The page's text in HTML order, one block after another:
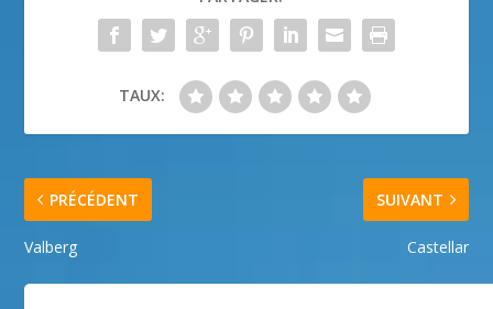
TAUX:
PRÉCÉDENT
Valberg
SUIVANT
Castellar